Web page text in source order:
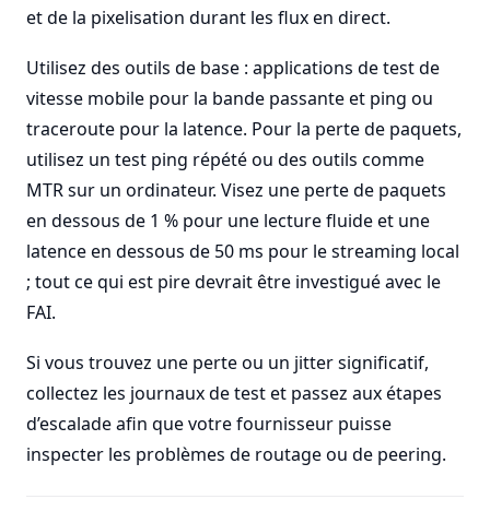
et de la pixelisation durant les flux en direct.
Utilisez des outils de base : applications de test de
vitesse mobile pour la bande passante et ping ou
traceroute pour la latence. Pour la perte de paquets,
utilisez un test ping répété ou des outils comme
MTR sur un ordinateur. Visez une perte de paquets
en dessous de 1 % pour une lecture fluide et une
latence en dessous de 50 ms pour le streaming local
; tout ce qui est pire devrait être investigué avec le
FAI.
Si vous trouvez une perte ou un jitter significatif,
collectez les journaux de test et passez aux étapes
d’escalade afin que votre fournisseur puisse
inspecter les problèmes de routage ou de peering.